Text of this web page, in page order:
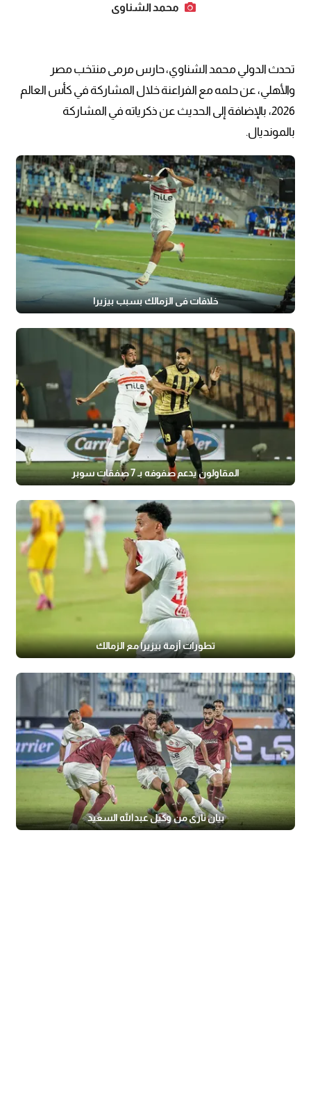
محمد الشناوي
تحدث الدولي محمد الشناوي، حارس مرمى منتخب مصر
والأهلي، عن حلمه مع الفراعنة خلال المشاركة في كأس العالم
2026، بالإضافة إلى الحديث عن ذكرياته في المشاركة
بالمونديال.
خلافات في الزمالك بسبب بيزيرا
المقاولون يدعم صفوفه بـ 7 صفقات سوبر
تطورات أزمة بيزيرا مع الزمالك
بيان ناري من وكيل عبدالله السعيد